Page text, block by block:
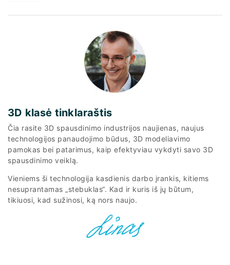
3D klasė tinklaraštis
Čia rasite 3D spausdinimo industrijos naujienas, naujus
technologijos panaudojimo būdus, 3D modeliavimo
pamokas bei patarimus, kaip efektyviau vykdyti savo 3D
spausdinimo veiklą.
Vieniems ši technologija kasdienis darbo įrankis, kitiems
nesuprantamas „stebuklas“. Kad ir kuris iš jų būtum,
tikiuosi, kad sužinosi, ką nors naujo.